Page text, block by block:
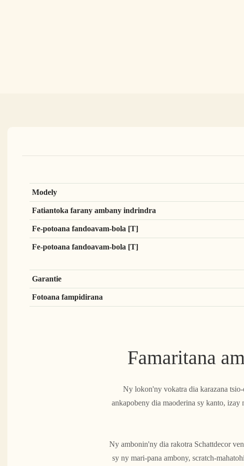
Modely
Fatiantoka farany ambany indrindra
Fe-potoana fandoavam-bola [T]
Fe-potoana fandoavam-bola [T]
Garantie
Fotoana fampidirana
Famaritana
Ny lokon'ny vokatra dia karazana
ankapobeny dia maoderina sy kanto, izay
Ny ambonin'ny dia rakotra Schattdecor
sy ny mari-pana ambony, scratch-